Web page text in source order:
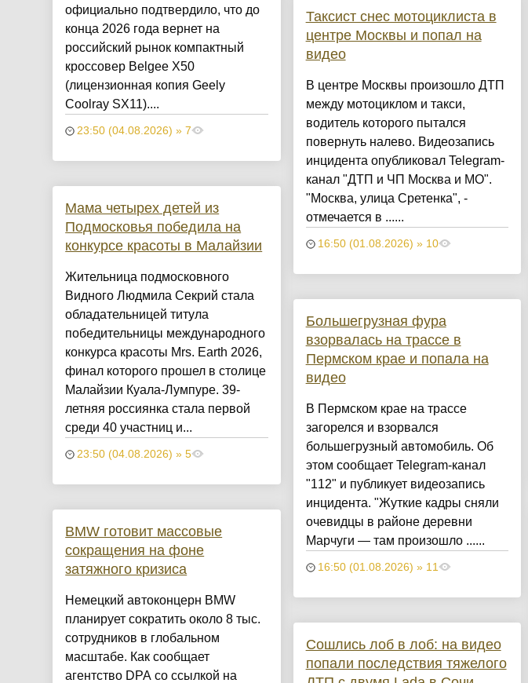
официально подтвердило, что до
конца 2026 года вернет на
российский рынок компактный
кроссовер Belgee X50
(лицензионная копия Geely
Coolray SX11)....
23:50 (04.08.2026) » 7
Мама четырех детей из
Подмосковья победила на
конкурсе красоты в Малайзии
Жительница подмосковного
Видного Людмила Секрий стала
обладательницей титула
победительницы международного
конкурса красоты Mrs. Earth 2026,
финал которого прошел в столице
Малайзии Куала-Лумпуре. 39-
летняя россиянка стала первой
среди 40 участниц и...
23:50 (04.08.2026) » 5
BMW готовит массовые
сокращения на фоне
затяжного кризиса
Немецкий автоконцерн BMW
планирует сократить около 8 тыс.
сотрудников в глобальном
масштабе. Как сообщает
агентство DPA со ссылкой на
Таксист снес мотоциклиста в
центре Москвы и попал на
видео
В центре Москвы произошло ДТП
между мотоциклом и такси,
водитель которого пытался
повернуть налево. Видеозапись
инцидента опубликовал Telegram-
канал "ДТП и ЧП Москва и МО".
"Москва, улица Сретенка", -
отмечается в ......
16:50 (01.08.2026) » 10
Большегрузная фура
взорвалась на трассе в
Пермском крае и попала на
видео
В Пермском крае на трассе
загорелся и взорвался
большегрузный автомобиль. Об
этом сообщает Telegram-канал
"112" и публикует видеозапись
инцидента. "Жуткие кадры сняли
очевидцы в районе деревни
Марчуги — там произошло ......
16:50 (01.08.2026) » 11
Сошлись лоб в лоб: на видео
попали последствия тяжелого